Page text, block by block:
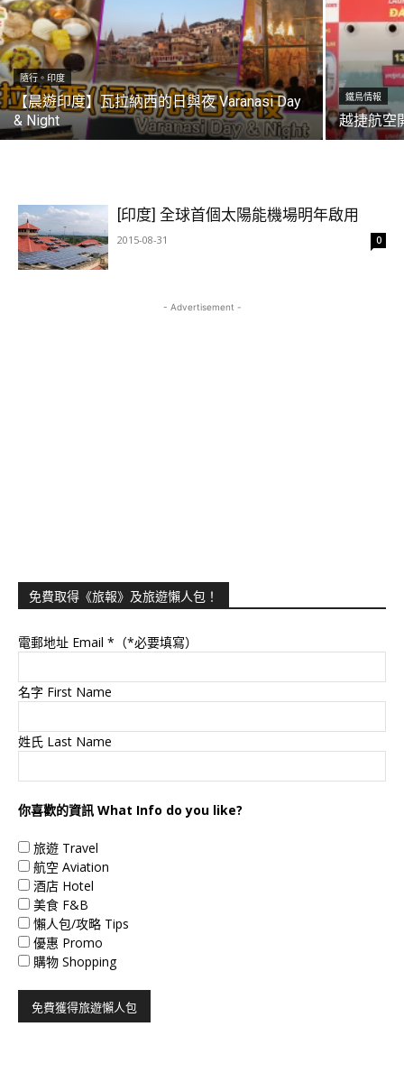
隨行。印度
【晨遊印度】瓦拉納西的日與夜 Varanasi Day
& Night
鐵鳥情報
越捷航空
[印度] 全球首個太陽能機場明年啟用
2015-08-31 0
- Advertisement -
免費取得《旅報》及旅遊懶人包！
電郵地址 Email *（*必要填寫）
名字 First Name
姓氏 Last Name
你喜歡的資訊 What Info do you like?
旅遊 Travel
航空 Aviation
酒店 Hotel
美食 F&B
懶人包/攻略 Tips
優惠 Promo
購物 Shopping